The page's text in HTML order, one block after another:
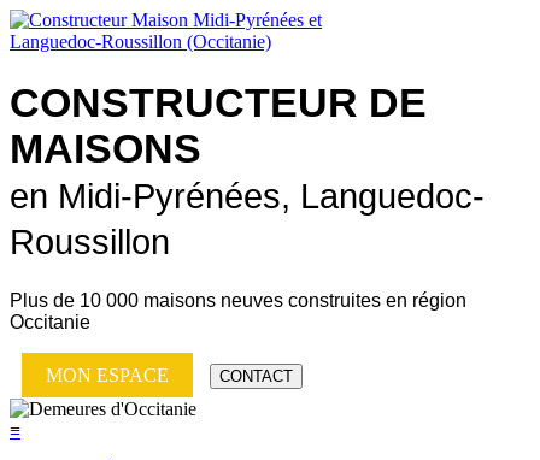
CONSTRUCTEUR DE
MAISONS
en Midi-Pyrénées, Languedoc-
Roussillon
Plus de 10 000 maisons neuves construites en région
Occitanie
MON ESPACE CONTACT
≡